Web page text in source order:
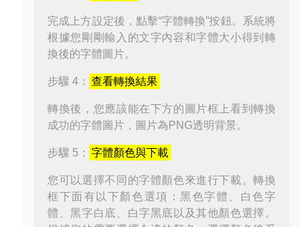
完成上方設定後，點擊“字體轉換”按鈕。系統將
根據您剛剛輸入的文字內容和字體大小得到轉
換後的字體圖片。
步驟 4： 查看轉換結果
轉換後，您應該能在下方的圖片框上看到轉換
成功的字體圖片，圖片為PNG透明背景。
步驟 5： 字體顏色與下載
您可以選擇不同的字體顏色來進行下載。轉換
框下面有以下顏色選項：黑色字體、白色字
體、黑字白底、白字黑底以及其他顏色選擇。